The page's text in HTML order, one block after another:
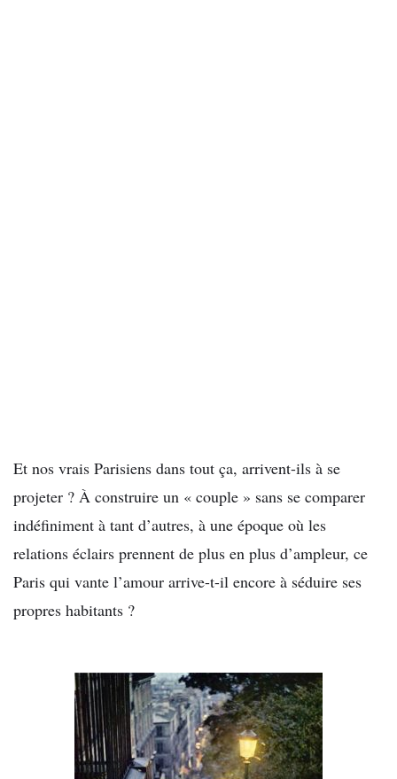
Et nos vrais Parisiens dans tout ça, arrivent-ils à se
projeter ? À construire un « couple » sans se comparer
indéfiniment à tant d’autres, à une époque où les
relations éclairs prennent de plus en plus d’ampleur, ce
Paris qui vante l’amour arrive-t-il encore à séduire ses
propres habitants ?